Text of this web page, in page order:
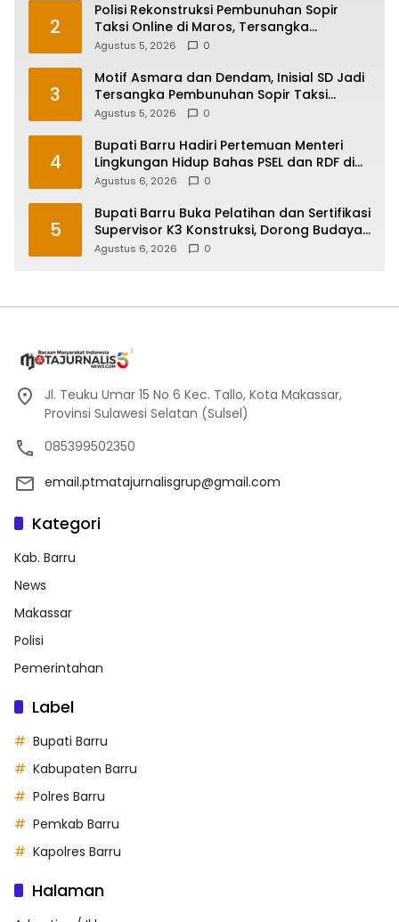
2
Polisi Rekonstruksi Pembunuhan Sopir
Taksi Online di Maros, Tersangka
Peragakan 24 Adegan
Agustus 5, 2026 0
3
Motif Asmara dan Dendam, Inisial SD Jadi
Tersangka Pembunuhan Sopir Taksi
Online di Maros
Agustus 5, 2026 0
4
Bupati Barru Hadiri Pertemuan Menteri
Lingkungan Hidup Bahas PSEL dan RDF di
Sulsel
Agustus 6, 2026 0
5
Bupati Barru Buka Pelatihan dan Sertifikasi
Supervisor K3 Konstruksi, Dorong Budaya
Zero Accident
Agustus 6, 2026 0
Jl. Teuku Umar 15 No 6 Kec. Tallo, Kota Makassar,
Provinsi Sulawesi Selatan (Sulsel)
085399502350
email.ptmatajurnalisgrup@gmail.com
Kategori
Kab. Barru
News
Makassar
Polisi
Pemerintahan
Label
Bupati Barru
Kabupaten Barru
Polres Barru
Pemkab Barru
Kapolres Barru
Halaman